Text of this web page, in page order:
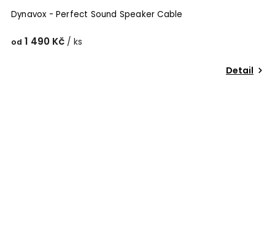
Dynavox - Perfect Sound Speaker Cable
od 1 490 Kč / ks
Detail